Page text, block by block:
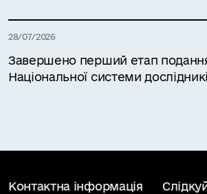
28/07/2026
Завершено перший етап
Національної системи
Контактна інформація